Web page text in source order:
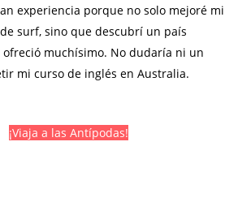
experiencia porque no solo mejoré mi
surf, sino que descubrí un país
ofreció muchísimo. No dudaría ni un
mi curso de inglés en Australia.
¡Viaja a las Antípodas!